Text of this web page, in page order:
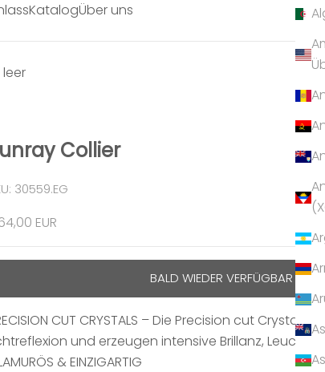
KatalogÜber uns
Collier
30559.EG
EUR
BALD WIEDER VERFÜGBAR
CUT CRYSTALS – Die Precision cut Crystals
und erzeugen intensive Brillanz,
& EINZIGARTIG